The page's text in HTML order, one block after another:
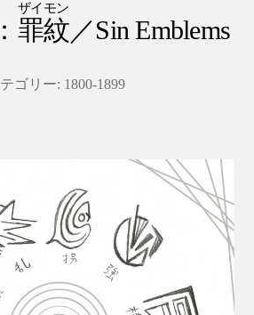
罪紋
ザイモン
／Sin Emblems
ゴリー: 1800-1899